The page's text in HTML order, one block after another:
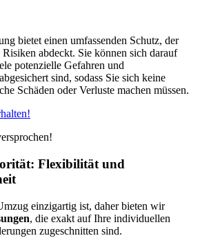
bietet einen umfassenden Schutz, der
abdeckt. Sie können sich darauf
potenzielle Gefahren und
sind, sodass Sie sich keine
Schäden oder Verluste machen müssen.
Flexibilität und
einzigartig ist, daher bieten wir
, die exakt auf Ihre individuellen
zugeschnitten sind.